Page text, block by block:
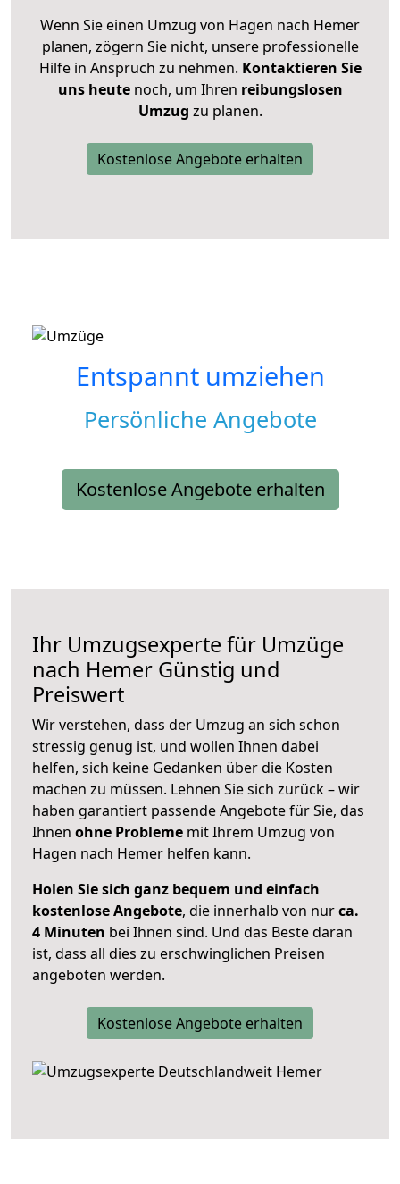
Wenn Sie einen Umzug von Hagen nach Hemer
planen, zögern Sie nicht, unsere professionelle
Hilfe in Anspruch zu nehmen. Kontaktieren Sie
uns heutenoch, um Ihren reibungslosen
Umzug zu planen.
Kostenlose Angebote erhalten
Entspannt umziehen
Persönliche Angebote
Kostenlose Angebote erhalten
Ihr Umzugsexperte für Umzüge
nach Hemer Günstig und
Preiswert
Wir verstehen, dass der Umzug an sich schon
stressig genug ist, und wollen Ihnen dabei
helfen, sich keine Gedanken über die Kosten
machen zu müssen. Lehnen Sie sich zurück – wir
haben garantiert passende Angebote für Sie, das
Ihnen ohne Probleme mit Ihrem Umzug von
Hagen nach Hemer helfen kann.
Holen Sie sich ganz bequem und einfach
kostenlose Angebote, die innerhalb von nurca.
4 Minuten bei Ihnen sind. Und das Beste daran
ist, dass all dies zu erschwinglichen Preisen
angeboten werden.
Kostenlose Angebote erhalten